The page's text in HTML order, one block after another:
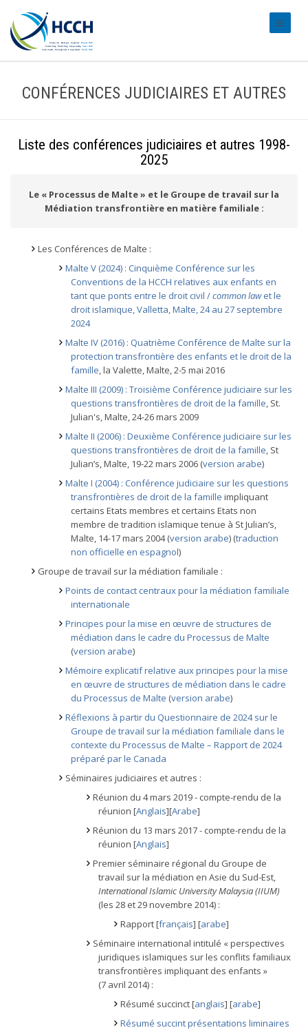
CONFÉRENCES JUDICIAIRES ET AUTRES
Liste des conférences judiciaires et autres 1998-
2025
Le « Processus de Malte » et le Groupe de travail sur la
Médiation transfrontière en matière familiale :
Les Conférences de Malte :
Malte V (2024) : Cinquième Conférence sur les
Conventions de la HCCH relatives aux enfants en
tant que ponts entre le droit civil /common lawet le
droit islamique, Valletta, Malte, 24 au 27 septembre
2024
Malte IV (2016) : Quatrième Conférence de Malte sur la
protection transfrontière des enfants et le droit de la
famille, la Valette, Malte, 2-5 mai 2016
Malte III (2009) : Troisième Conférence judiciaire sur les
questions transfrontières de droit de la famille, St.
Julian's, Malte, 24-26 mars 2009
Malte II (2006) : Deuxième Conférence judiciaire sur les
questions transfrontières de droit de la famille, St
Julian’s, Malte, 19-22 mars 2006 (version arabe)
Malte I (2004) : Conférence judiciaire sur les questions
transfrontières de droit de la famille impliquant
certains Etats membres et certains Etats non
membre de tradition islamique tenue à St Julian’s,
Malte, 14-17 mars 2004 (version arabe) (traduction
non officielle en espagnol)
Groupe de travail sur la médiation familiale :
Points de contact centraux pour la médiation familiale
internationale
Principes pour la mise en œuvre de structures de
médiation dans le cadre du Processus de Malte
(version arabe)
Mémoire explicatif relative aux principes pour la mise
en œuvre de structures de médiation dans le cadre
du Processus de Malte (version arabe)
Réflexions à partir du Questionnaire de 2024 sur le
Groupe de travail sur la médiation familiale dans le
contexte du Processus de Malte – Rapport de 2024
préparé par le Canada
Séminaires judiciaires et autres :
Réunion du 4 mars 2019 - compte-rendu de la
réunion [Anglais][Arabe]
Réunion du 13 mars 2017 - compte-rendu de la
réunion [Anglais]
Premier séminaire régional du Groupe de
travail sur la médiation en Asie du Sud-Est,
International Islamic University Malaysia (IIUM)
(les 28 et 29 novembre 2014) :
Rapport [français] [arabe]
Séminaire international intitulé « perspectives
juridiques islamiques sur les conflits familiaux
transfrontières impliquant des enfants »
(7 avril 2014) :
Résumé succinct [anglais] [arabe]
Résumé succint présentations liminaires